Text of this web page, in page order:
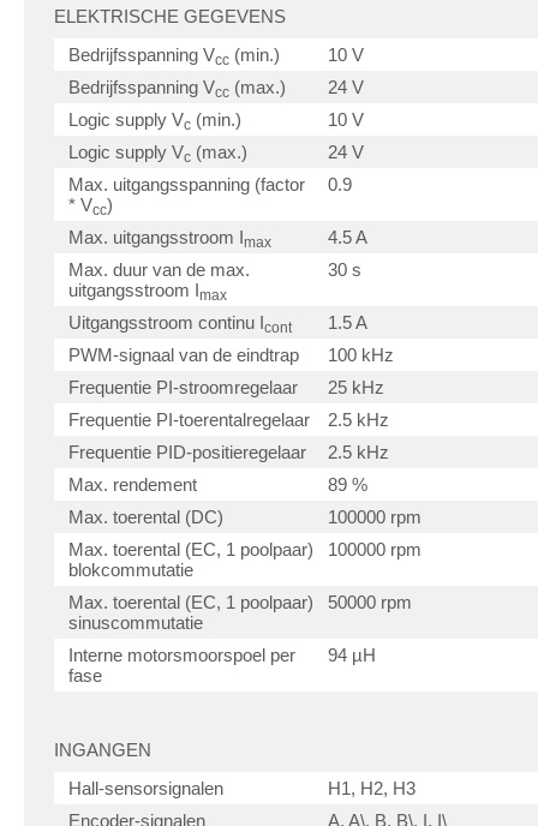
ELEKTRISCHE GEGEVENS
Bedrijfsspanning Vcc (min.)
10 V
Bedrijfsspanning Vcc (max.)
24 V
Logic supply Vc (min.)
10 V
Logic supply Vc (max.)
24 V
Max. uitgangsspanning (factor
* Vcc)
0.9
Max. uitgangsstroom Imax
4.5 A
Max. duur van de max.
uitgangsstroom Imax
30 s
Uitgangsstroom continu Icont
1.5 A
PWM-signaal van de eindtrap
100 kHz
Frequentie PI-stroomregelaar
25 kHz
Frequentie PI-toerentalregelaar
2.5 kHz
Frequentie PID-positieregelaar
2.5 kHz
Max. rendement
89 %
Max. toerental (DC)
100000 rpm
Max. toerental (EC, 1 poolpaar)
blokcommutatie
100000 rpm
Max. toerental (EC, 1 poolpaar)
sinuscommutatie
50000 rpm
Interne motorsmoorspoel per
fase
94 µH
INGANGEN
Hall-sensorsignalen
H1, H2, H3
Encoder-signalen
A, A\, B, B\, I, I\